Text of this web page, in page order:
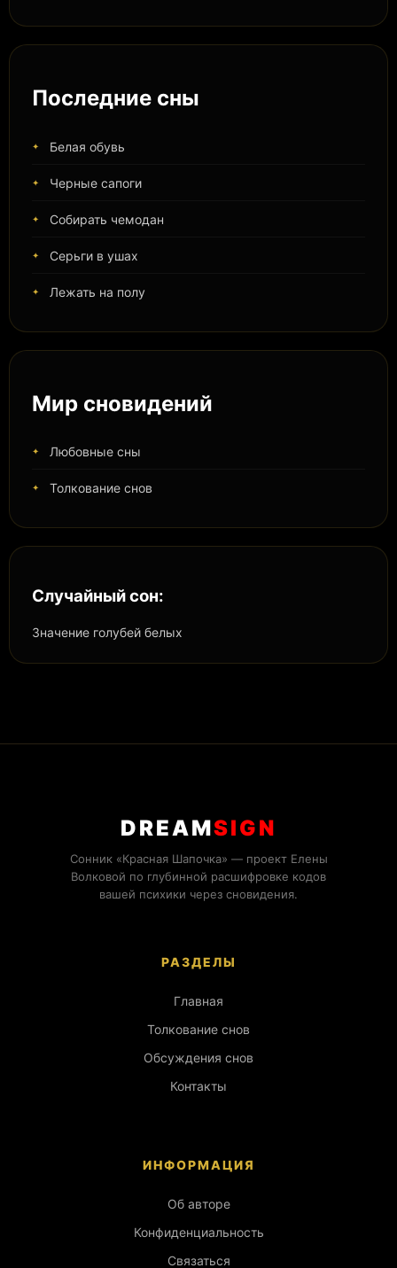
Последние сны
Белая обувь
Черные сапоги
Собирать чемодан
Серьги в ушах
Лежать на полу
Мир сновидений
Любовные сны
Толкование снов
Случайный сон:
Значение голубей белых
DREAMSIGN
Сонник «Красная Шапочка» — проект Елены
Волковой по глубинной расшифровке кодов
вашей психики через сновидения.
РАЗДЕЛЫ
Главная
Толкование снов
Обсуждения снов
Контакты
ИНФОРМАЦИЯ
Об авторе
Конфиденциальность
Связаться